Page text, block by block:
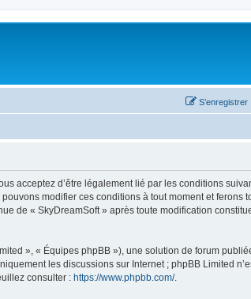
S’enregistrer
acceptez d’être légalement lié par les conditions
modifier ces conditions à tout moment et ferons
de « SkyDreamSoft » après toute modification
», « Équipes phpBB »), une solution de forum
les discussions sur Internet ; phpBB Limited
consulter : https://www.phpbb.com/.